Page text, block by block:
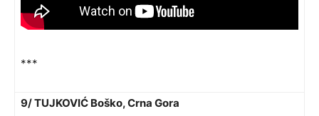
***
9/ TUJKOVIĆ Boško, Crna Gora